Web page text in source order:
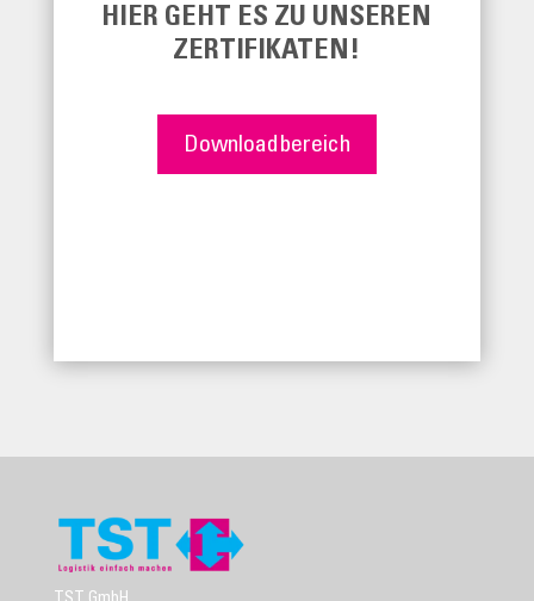
HIER GEHT ES ZU UNSEREN
ZERTIFIKATEN!
Downloadbereich